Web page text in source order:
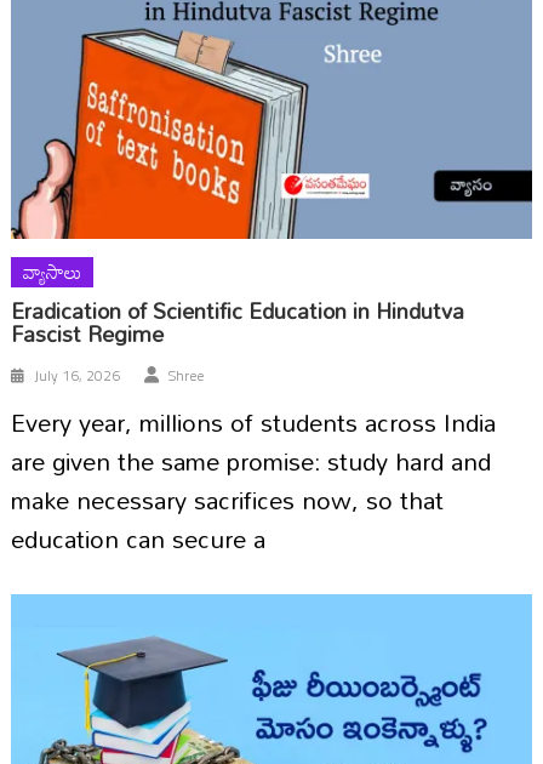
వ్యాసాలు
Eradication of Scientific Education in Hindutva
Fascist Regime
July 16, 2026 Shree
Every year, millions of students across India
are given the same promise: study hard and
make necessary sacrifices now, so that
education can secure a